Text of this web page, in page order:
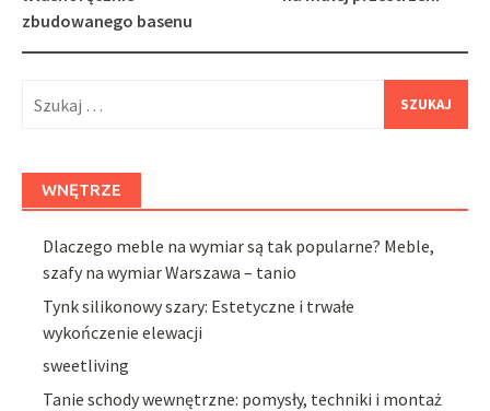
zbudowanego basenu
WNĘTRZE
Dlaczego meble na wymiar są tak popularne? Meble,
szafy na wymiar Warszawa – tanio
Tynk silikonowy szary: Estetyczne i trwałe
wykończenie elewacji
sweetliving
Tanie schody wewnętrzne: pomysły, techniki i montaż